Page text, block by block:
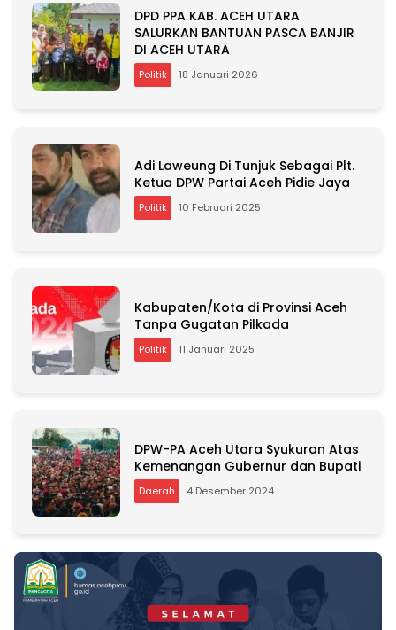
DPD PPA KAB. ACEH UTARA
SALURKAN BANTUAN PASCA BANJIR
DI ACEH UTARA
Politik 18 Januari 2026
Adi Laweung Di Tunjuk Sebagai Plt.
Ketua DPW Partai Aceh Pidie Jaya
Politik 10 Februari 2025
Kabupaten/Kota di Provinsi Aceh
Tanpa Gugatan Pilkada
Politik 11 Januari 2025
DPW-PA Aceh Utara Syukuran Atas
Kemenangan Gubernur dan Bupati
Daerah 4 Desember 2024